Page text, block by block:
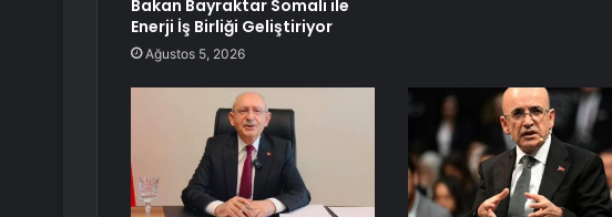
Bakan Bayraktar Somali ile
Enerji İş Birliği Geliştiriyor
Ağustos 5, 2026